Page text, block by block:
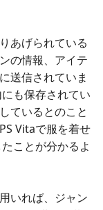
あげられている
の情報、アイテ
送信されていま
も保存されてい
ているとのこと
Vitaで服を着せ
ことが分かるよ
いれば、ジャン